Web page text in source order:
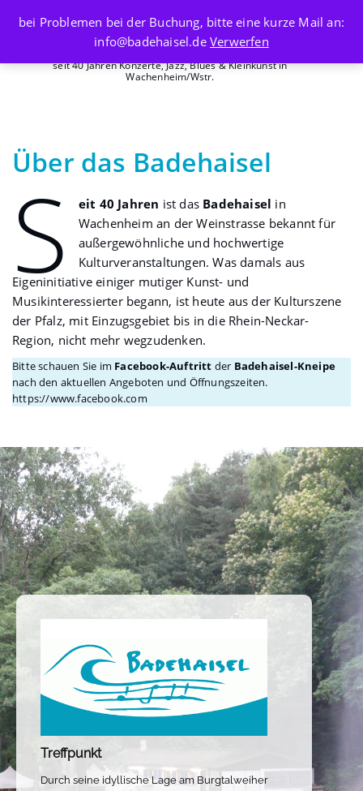
seit 40 Jahren Konzerte, Jazz, Blues & Kleinkunst in
Wachenheim/Wstr.
Über das Badehaisel
S eit 40 Jahren ist das Badehaisel in
Wachenheim an der Weinstrasse bekannt für
außergewöhnliche und hochwertige
Kulturveranstaltungen. Was damals aus
Eigeninitiative einiger mutiger Kunst- und
Musikinteressierter begann, ist heute aus der Kulturszene
der Pfalz, mit Einzugsgebiet bis in die Rhein-Neckar-
Region, nicht mehr wegzudenken.
Bitte schauen Sie im Facebook-Auftritt der Badehaisel-Kneipe
nach den aktuellen Angeboten und Öffnungszeiten.
https://www.facebook.com
Treffpunkt
Durch seine idyllische Lage am Burgtalweiher
bei Problemen bei der Buchung, bitte eine kurze Mail an:
info@badehaisel.de Verwerfen